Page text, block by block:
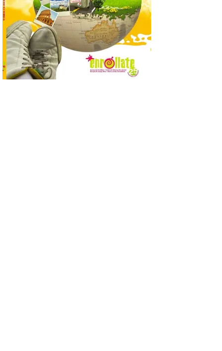
de…viaje. Una iniciativa
organizado por la sección
juvenil de la Asociación
Enróllate, la Asociación
Conceyu País Llionés y el Diario de
Turismo, Ocio e Información para
jóvenes “Enredando.info”. Pilar Aller Aller
nos envía la décimo […]